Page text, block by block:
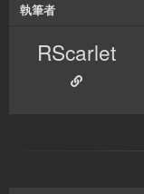
執筆者
RScarlet